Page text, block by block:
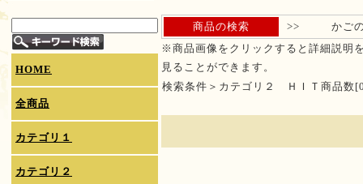
HOME
全商品
カテゴリ１
カテゴリ２
商品の検索 >>
かご
※商品画像をクリックすると詳細説明
見ることができます。
検索条件＞カテゴリ２ ＨＩＴ商品数